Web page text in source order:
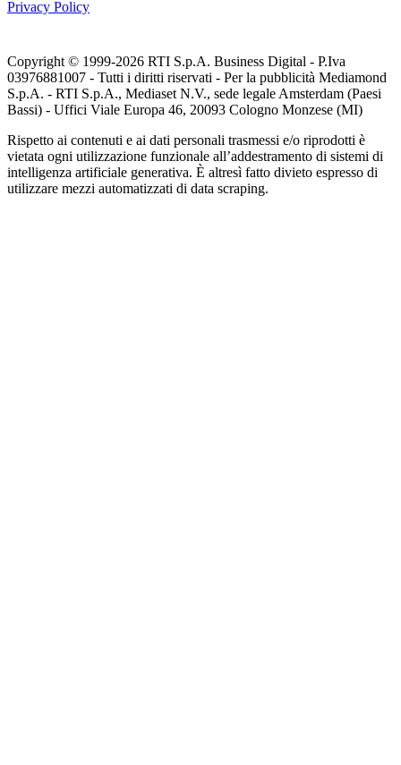
Privacy Policy
Copyright © 1999-2026 RTI S.p.A. Business Digital - P.Iva
03976881007 - Tutti i diritti riservati - Per la pubblicità Mediamond
S.p.A. - RTI S.p.A., Mediaset N.V., sede legale Amsterdam (Paesi
Bassi) - Uffici Viale Europa 46, 20093 Cologno Monzese (MI)
Rispetto ai contenuti e ai dati personali trasmessi e/o riprodotti è
vietata ogni utilizzazione funzionale all’addestramento di sistemi di
intelligenza artificiale generativa. È altresì fatto divieto espresso di
utilizzare mezzi automatizzati di data scraping.